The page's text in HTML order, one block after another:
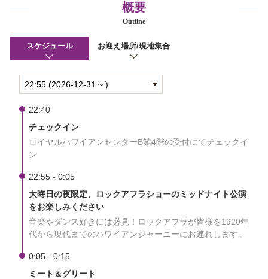
概要
Outline
スケジュール お迎え場所/現地集合
22:40
チェックイン
ロイヤルハワイアンセンターB館4階の受付にてチェックイ
ン
22:55 - 0:05
大晦日の夜限定、ロックアフラショーのミッドナイト公演
をお楽しみください
音楽やダンス好きには必見！ロックアフラが皆様を1920年
代から現代までのハワイアンジャーニーにお連れします。
0:05 - 0:15
ミート＆グリート